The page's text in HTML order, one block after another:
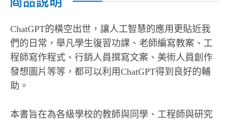
ChatGPT的橫空出世，讓人工智慧的應用更貼近我
們的日常，舉凡學生復習功課、老師編寫教案、工
程師寫作程式、行銷人員撰寫文案、美術人員創作
發想圖片等等，都可以利用ChatGPT得到良好的輔
助。
本書旨在為各級學校的教師與同學、工程師與研究